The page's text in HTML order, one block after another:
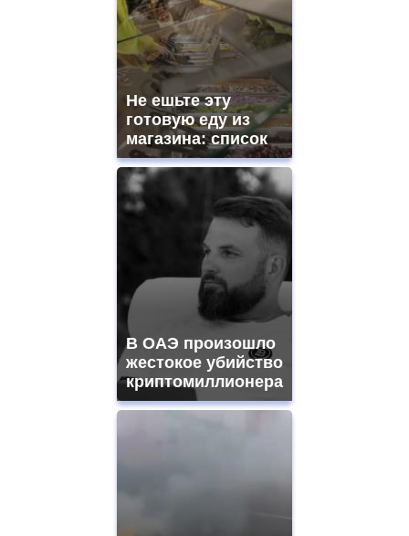
Не ешьте эту
готовую еду из
магазина: список
В ОАЭ произошло
жестокое убийство
криптомиллионера